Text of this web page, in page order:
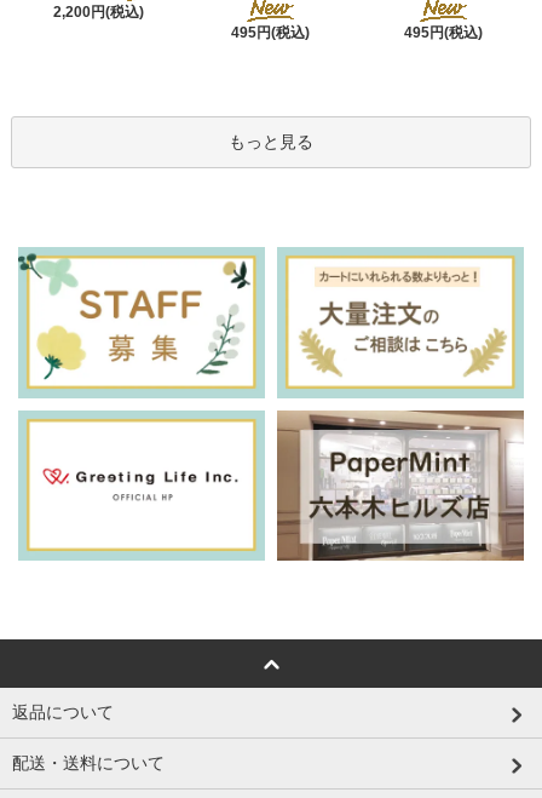
2,200円(税込)
495円(税込) 495円(税込)
もっと見る
返品について
配送・送料について